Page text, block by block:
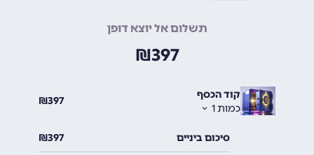
תשלום אל יוצא דופן
397
₪
קוד הכסף
כמות1
397
₪
סיכום ביניים 397
₪